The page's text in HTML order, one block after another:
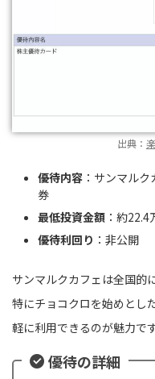
出典：
優待内容 ：サンマル
券
最低投資金額 ：約22.4
優待利回り ：非公開
サンマルクカフェは全国的
特にチョコクロを始めとし
軽に利用できるのが魅力です
優待の詳細